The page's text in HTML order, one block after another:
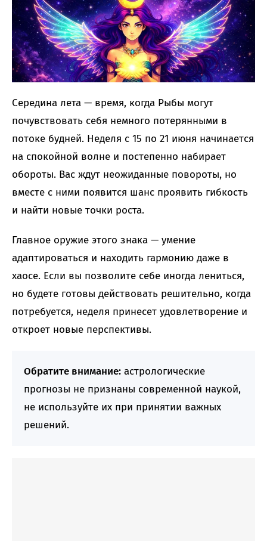
Середина лета — время, когда Рыбы могут
почувствовать себя немного потерянными в
потоке будней. Неделя с 15 по 21 июня начинается
на спокойной волне и постепенно набирает
обороты. Вас ждут неожиданные повороты, но
вместе с ними появится шанс проявить гибкость
и найти новые точки роста.
Главное оружие этого знака — умение
адаптироваться и находить гармонию даже в
хаосе. Если вы позволите себе иногда лениться,
но будете готовы действовать решительно, когда
потребуется, неделя принесет удовлетворение и
откроет новые перспективы.
Обратите внимание: астрологические
прогнозы не признаны современной наукой,
не используйте их при принятии важных
решений.